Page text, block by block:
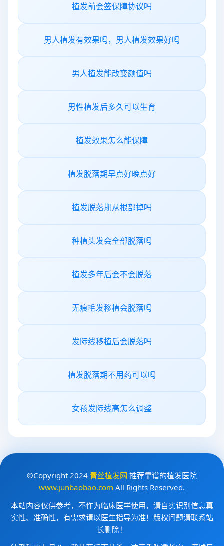
植发前会签保障协议吗
男人植发有效果吗，男人植发效果好吗
男人植发能改变颜值吗
男性植发后多久可以生育
植发效果怎么能保障
植发脱落期早点好晚点好
植发脱落期从根部掉吗
种植头发会全部脱落吗
植发多年后会不会脱落
无痕毛发移植会脱落吗
发际线移植后会脱落吗
植发脱落期不用药可以吗
女孩发际线高怎么调整
©Copyright 2024 青丝植发网 推荐靠谱的植发医院
www.junbaobao.com All Rights Reserved.
本站内容仅供参考，不作为临床医学使用，请自实识别信息真
实性、准确性，有需求请以医生指导为准！版权问题请联系站
长删除！